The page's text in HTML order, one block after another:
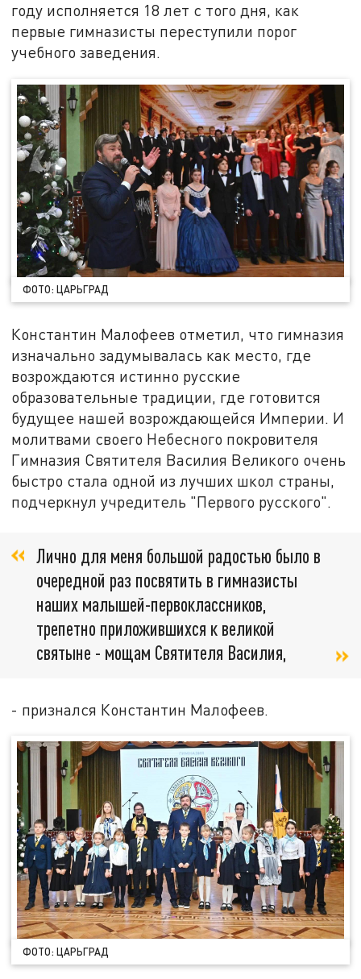
году исполняется 18 лет с того дня, как
первые гимназисты переступили порог
учебного заведения.
ФОТО: ЦАРЬГРАД
Константин Малофеев отметил, что гимназия
изначально задумывалась как место, где
возрождаются истинно русские
образовательные традиции, где готовится
будущее нашей возрождающейся Империи. И
молитвами своего Небесного покровителя
Гимназия Святителя Василия Великого очень
быстро стала одной из лучших школ страны,
подчеркнул учредитель "Первого русского".
Лично для меня большой радостью было в
очередной раз посвятить в гимназисты
наших малышей-первоклассников,
трепетно приложившихся к великой
святыне - мощам Святителя Василия,
- признался Константин Малофеев.
ФОТО: ЦАРЬГРАД